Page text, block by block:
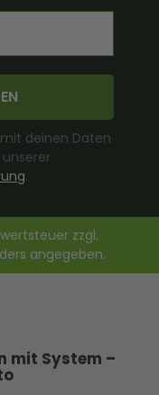
deinen Daten
.
zzgl.
angegeben.
mit System –